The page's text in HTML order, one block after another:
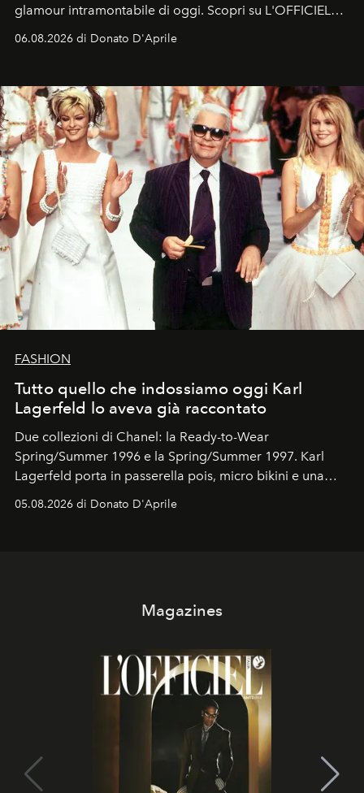
glamour intramontabile di oggi. Scopri su L'OFFICIEL
Italia la sua style evolution.
06.08.2026 di Donato D'Aprile
FASHION
Tutto quello che indossiamo oggi Karl
Lagerfeld lo aveva già raccontato
Due collezioni di Chanel: la Ready-to-Wear
Spring/Summer 1996 e la Spring/Summer 1997. Karl
Lagerfeld porta in passerella pois, micro bikini e una
logomania pensata per la spiaggia
Kate, Claudia e Carla una dietro l'altra. Trent'anni dopo,
05.08.2026 di Donato D'Aprile
Magazines